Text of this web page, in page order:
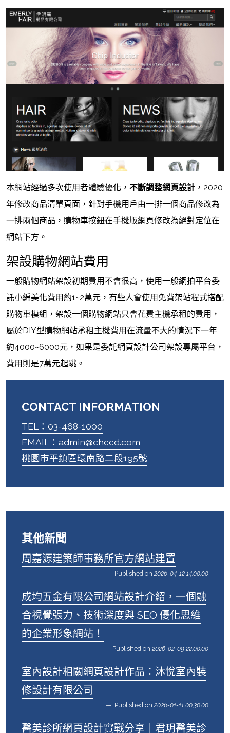
本網站經過多次使用者體驗優化， 不斷調整網頁設計 ，2020
年修改商品清單頁面，針對手機用戶由一排一個商品修改為
一排兩個商品，購物車按鈕在手機版網頁修改為絕對定位在
網站下方。
架設購物網站費用
一般購物網站架設初期費用不會很高，使用一般網拍平台委
託小編美化費用約1~2萬元，有些人會使用免費架站程式搭配
購物車模組，架設一個購物網站只會花費主機承租的費用，
屬於DIY型購物網站承租主機費用在流量不大的情況下一年
約4000~6000元，如果是委託網頁設計公司架設專屬平台，
費用則是7萬元起跳。
CONTACT INFORMATION
TEL：03-468-1000
EMAIL：admin@chccd.com
桃園市平鎮區環南路二段195號
其他新聞
周嘉源建築師事務所官方網站建置
Published on 2026-04-12 14:00:00
成均五金有限公司網站設計介紹，一個融
合視覺張力、技術深度與 SEO 優化思維
的企業形象網站！
Published on 2026-02-09 22:00:00
室內設計相關網頁設計作品：沐悅室內裝
修設計有限公司
Published on 2026-01-11 00:30:00
醫美診所網頁設計實戰分享｜君玥醫美診